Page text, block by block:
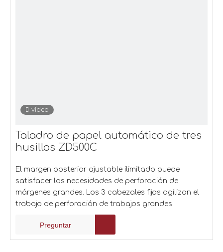
vídeo
Taladro de papel automático de tres
husillos ZD500C
El margen posterior ajustable ilimitado puede
satisfacer las necesidades de perforación de
márgenes grandes. Los 3 cabezales fijos agilizan el
trabajo de perforación de trabajos grandes.
Preguntar